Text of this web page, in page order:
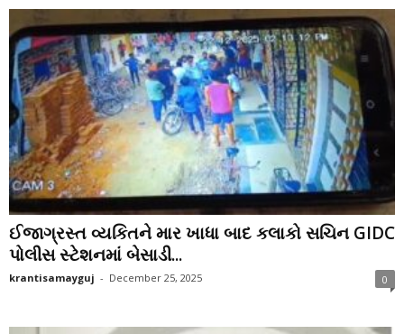
ઈજાગ્રસ્ત વ્યકિતને માર ખાધા બાદ કલાકો સચિન GIDC
પોલીસ સ્ટેશનમાં બેસાડી...
krantisamayguj - December 25, 2025 0